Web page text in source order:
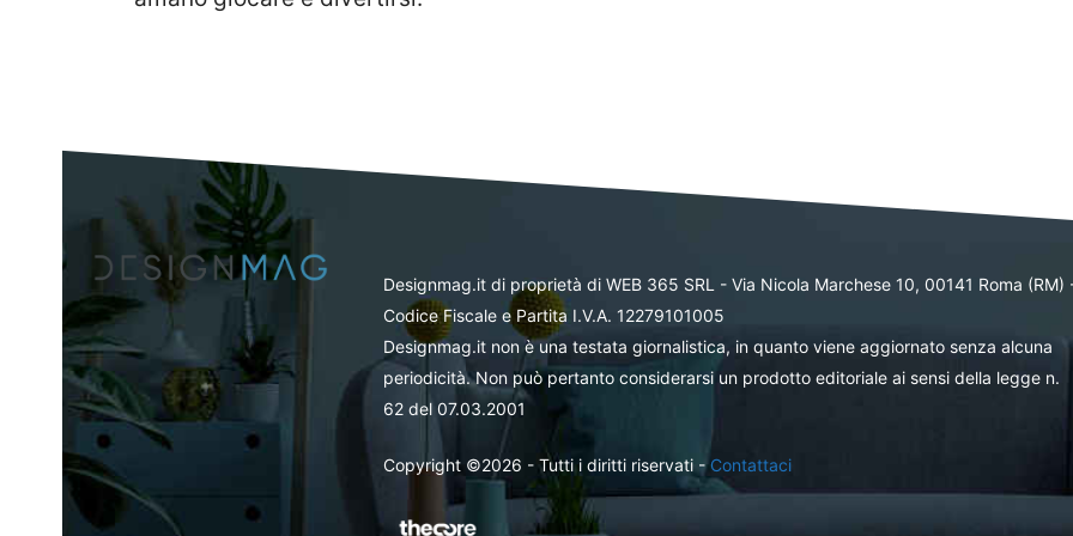
Designmag.it di proprietà di WEB 365 SRL - Via Nicola Marchese 10, 00141 Roma (RM)
Codice Fiscale e Partita I.V.A. 12279101005
Designmag.it non è una testata giornalistica, in quanto viene aggiornato senza alcuna
periodicità. Non può pertanto considerarsi un prodotto editoriale ai sensi della legge n.
62 del 07.03.2001
Copyright ©2026 - Tutti i diritti riservati -Contattaci